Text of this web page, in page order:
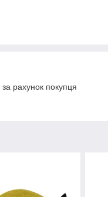
рахунок покупця